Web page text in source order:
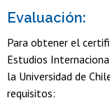
Evaluación:
Para obtener el
Estudios
la Universidad de
requisitos: